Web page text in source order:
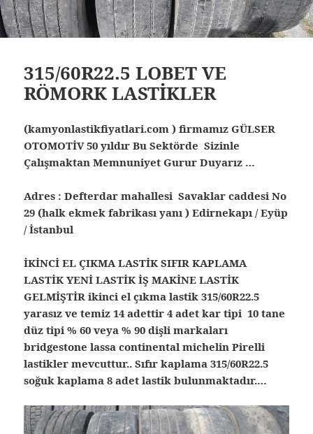
315/60R22.5 LOBET VE
RÖMORK LASTİKLER
(kamyonlastikfiyatlari.com ) firmamız GÜLSER
OTOMOTİV 50 yıldır Bu Sektörde Sizinle
Çalışmaktan Memnuniyet Gurur Duyarız …
Adres : Defterdar mahallesi Savaklar caddesi No
29 (halk ekmek fabrikası yanı ) Edirnekapı / Eyüp
/ İstanbul
İKİNCİ EL ÇIKMA LASTİK SIFIR KAPLAMA
LASTİK YENİ LASTİK İŞ MAKİNE LASTİK
GELMİŞTİR ikinci el çıkma lastik 315/60R22.5
yarasız ve temiz 14 adettir 4 adet kar tipi 10 tane
düz tipi % 60 veya % 90 dişli markaları
bridgestone lassa continental michelin Pirelli
lastikler mevcuttur.. Sıfır kaplama 315/60R22.5
soğuk kaplama 8 adet lastik bulunmaktadır.…